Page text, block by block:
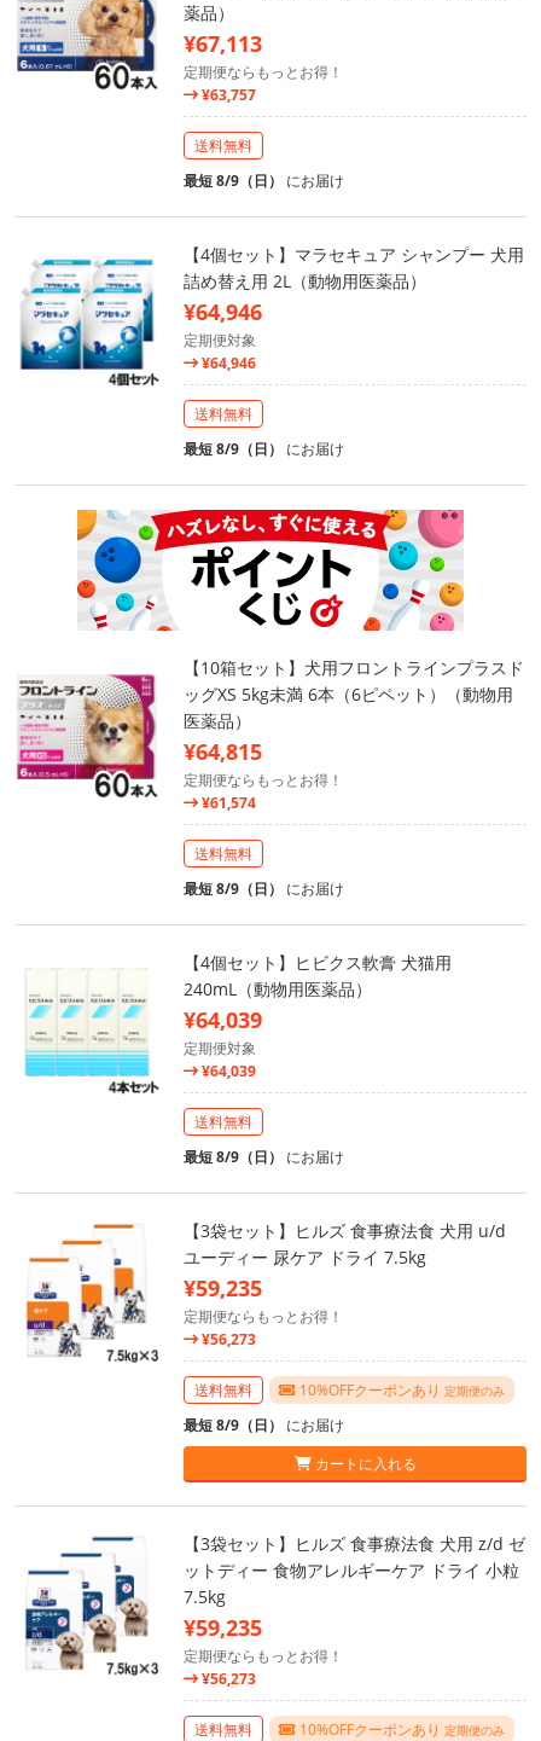
薬品）
¥67,113
定期便ならもっとお得！
¥63,757
送料無料
最短 8/9（日） にお届け
【4個セット】マラセキュア シャンプー 犬用
詰め替え用 2L（動物用医薬品）
¥64,946
定期便対象
¥64,946
送料無料
最短 8/9（日） にお届け
【10箱セット】犬用フロントラインプラスド
ッグXS 5kg未満 6本（6ピペット）（動物用
医薬品）
¥64,815
定期便ならもっとお得！
¥61,574
送料無料
最短 8/9（日） にお届け
【4個セット】ヒビクス軟膏 犬猫用
240mL（動物用医薬品）
¥64,039
定期便対象
¥64,039
送料無料
最短 8/9（日） にお届け
【3袋セット】ヒルズ 食事療法食 犬用 u/d
ユーディー 尿ケア ドライ 7.5kg
¥59,235
定期便ならもっとお得！
¥56,273
送料無料 10%OFFクーポンあり 定期便のみ
最短 8/9（日） にお届け
カートに入れる
【3袋セット】ヒルズ 食事療法食 犬用 z/d ゼ
ットディー 食物アレルギーケア ドライ 小粒
7.5kg
¥59,235
定期便ならもっとお得！
¥56,273
送料無料 10%OFFクーポンあり 定期便のみ